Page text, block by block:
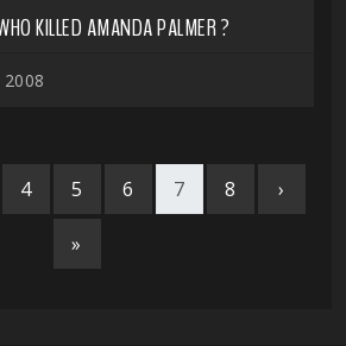
KILLED AMANDA PALMER ?
4 5 6 7 8 ›
»